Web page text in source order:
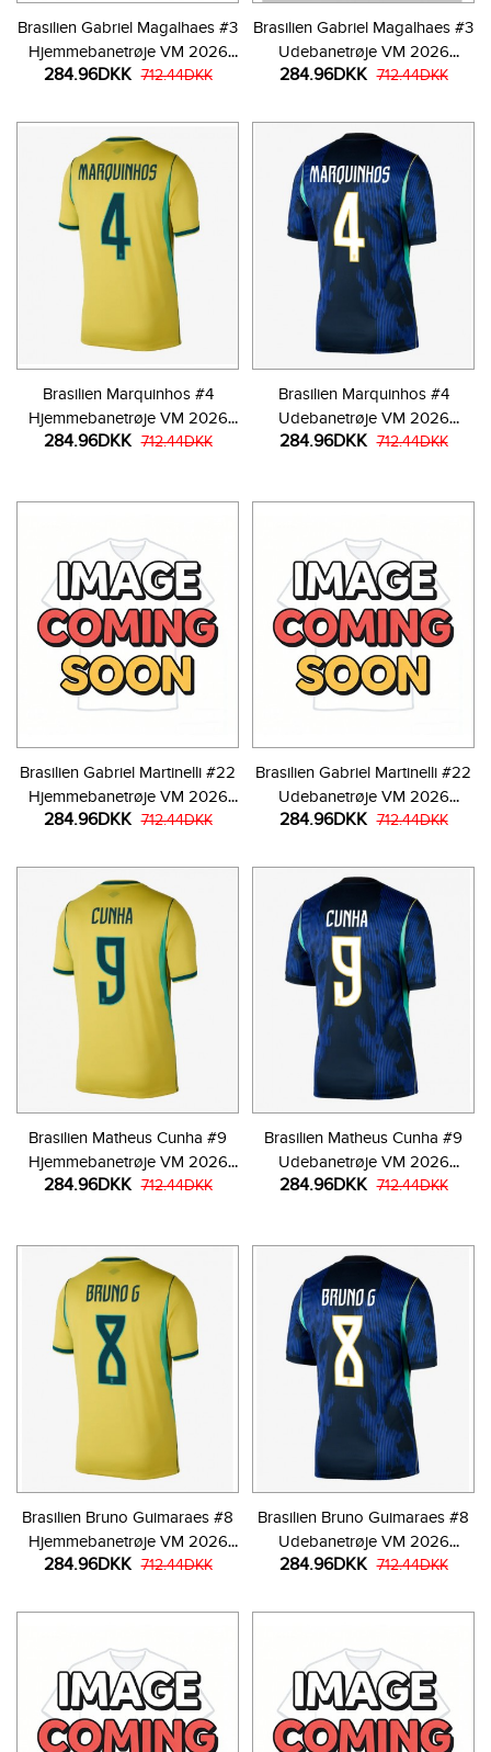
Brasilien Gabriel Magalhaes #3
Hjemmebanetrøje VM 2026
Kortærmet
284.96DKK 712.44DKK
Brasilien Gabriel Magalhaes #3
Udebanetrøje VM 2026
Kortærmet
284.96DKK 712.44DKK
Brasilien Marquinhos #4
Hjemmebanetrøje VM 2026
Kortærmet
284.96DKK 712.44DKK
Brasilien Marquinhos #4
Udebanetrøje VM 2026
Kortærmet
284.96DKK 712.44DKK
Brasilien Gabriel Martinelli #22
Hjemmebanetrøje VM 2026
Kortærmet
284.96DKK 712.44DKK
Brasilien Gabriel Martinelli #22
Udebanetrøje VM 2026
Kortærmet
284.96DKK 712.44DKK
Brasilien Matheus Cunha #9
Hjemmebanetrøje VM 2026
Kortærmet
284.96DKK 712.44DKK
Brasilien Matheus Cunha #9
Udebanetrøje VM 2026
Kortærmet
284.96DKK 712.44DKK
Brasilien Bruno Guimaraes #8
Hjemmebanetrøje VM 2026
Kortærmet
284.96DKK 712.44DKK
Brasilien Bruno Guimaraes #8
Udebanetrøje VM 2026
Kortærmet
284.96DKK 712.44DKK